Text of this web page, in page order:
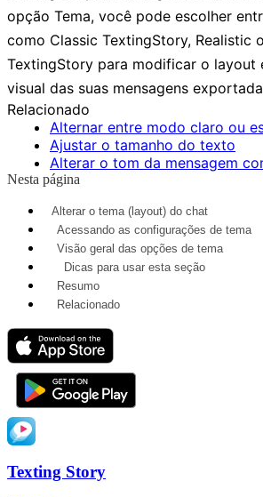
opção Tema, você pode escolher
como Classic TextingStory, Realistic
TextingStory para modificar o layout
visual das suas mensagens
Relacionado
Alternar entre modo claro ou
Ajustar o tamanho do texto
Alterar o tom da mensagem
Nesta página
Alterar o tema (layout) do chat
Acessando as configurações de tema
Visão geral das opções de tema
Dicas para usar esta seção
Resumo
Relacionado
Texting Story